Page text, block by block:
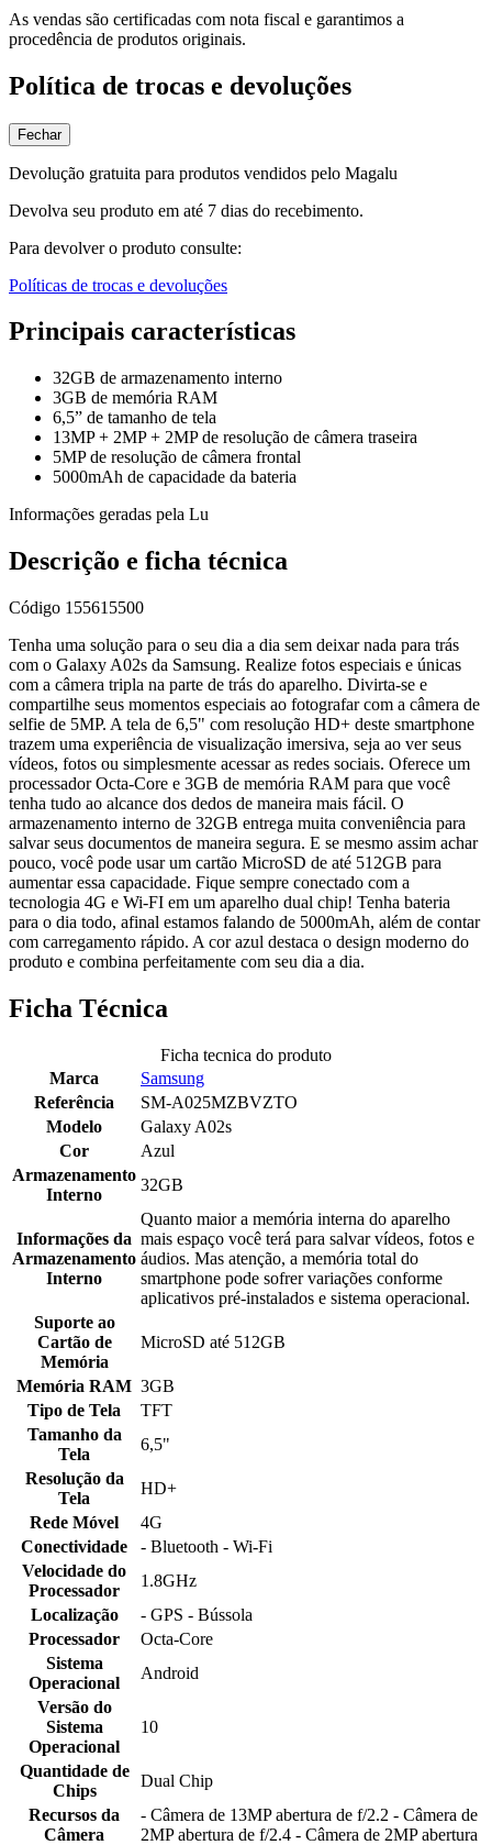
As vendas são certificadas com nota fiscal e garantimos a
procedência de produtos originais.
Política de trocas e devoluções
Fechar
Devolução gratuita para produtos vendidos pelo Magalu
Devolva seu produto em até 7 dias do recebimento.
Para devolver o produto consulte:
Políticas de trocas e devoluções
Principais características
32GB de armazenamento interno
3GB de memória RAM
6,5” de tamanho de tela
13MP + 2MP + 2MP de resolução de câmera traseira
5MP de resolução de câmera frontal
5000mAh de capacidade da bateria
Informações geradas pela Lu
Descrição e ficha técnica
Código 155615500
Tenha uma solução para o seu dia a dia sem deixar nada para trás
com o Galaxy A02s da Samsung. Realize fotos especiais e únicas
com a câmera tripla na parte de trás do aparelho. Divirta-se e
compartilhe seus momentos especiais ao fotografar com a câmera de
selfie de 5MP. A tela de 6,5" com resolução HD+ deste smartphone
trazem uma experiência de visualização imersiva, seja ao ver seus
vídeos, fotos ou simplesmente acessar as redes sociais. Oferece um
processador Octa-Core e 3GB de memória RAM para que você
tenha tudo ao alcance dos dedos de maneira mais fácil. O
armazenamento interno de 32GB entrega muita conveniência para
salvar seus documentos de maneira segura. E se mesmo assim achar
pouco, você pode usar um cartão MicroSD de até 512GB para
aumentar essa capacidade. Fique sempre conectado com a
tecnologia 4G e Wi-FI em um aparelho dual chip! Tenha bateria
para o dia todo, afinal estamos falando de 5000mAh, além de contar
com carregamento rápido. A cor azul destaca o design moderno do
produto e combina perfeitamente com seu dia a dia.
Ficha Técnica
Ficha tecnica do produto
Marca
Samsung
Referência
SM-A025MZBVZTO
Modelo
Galaxy A02s
Cor
Azul
Armazenamento
Interno
32GB
Informações da
Armazenamento
Interno
Quanto maior a memória interna do aparelho
mais espaço você terá para salvar vídeos, fotos e
áudios. Mas atenção, a memória total do
smartphone pode sofrer variações conforme
aplicativos pré-instalados e sistema operacional.
Suporte ao
Cartão de
Memória
MicroSD até 512GB
Memória RAM 3GB
Tipo de Tela
TFT
Tamanho da
Tela
6,5"
Resolução da
Tela
HD+
Rede Móvel
4G
Conectividade
- Bluetooth - Wi-Fi
Velocidade do
Processador
1.8GHz
Localização
- GPS - Bússola
Processador
Octa-Core
Sistema
Operacional
Android
Versão do
Sistema
Operacional
10
Quantidade de
Chips
Dual Chip
Recursos da
Câmera
- Câmera de 13MP abertura de f/2.2 - Câmera de
2MP abertura de f/2.4 - Câmera de 2MP abertura